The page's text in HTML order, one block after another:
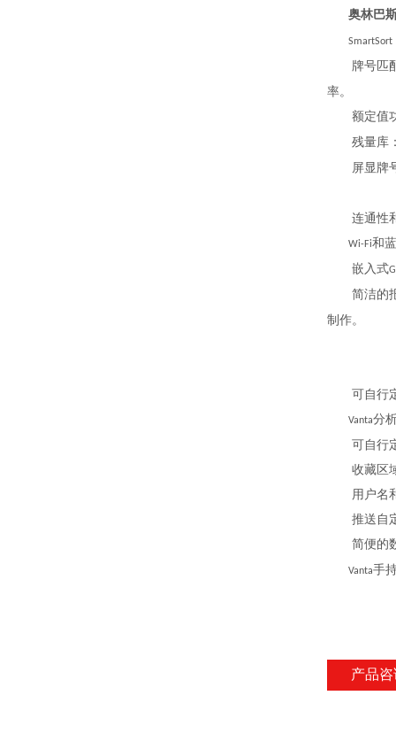
奥林巴
SmartSort
牌号匹配
率。
额定值功
残量库：
屏显牌号
连通性和
Wi-Fi和
嵌入式
简洁的报
制作。
可自行定
Vanta分
可自行定
收藏区域
用户名和
推送自定
简便的数
Vanta手
产品